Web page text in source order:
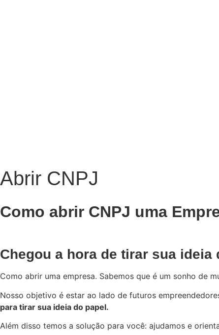
Abrir CNPJ
Como abrir CNPJ uma
Chegou a hora de tirar sua
Como abrir uma empresa. Sabemos que é um sonho de
Nosso objetivo é estar ao lado de futuros
para tirar sua ideia do papel.
Além disso temos a solução para você: ajudamos e